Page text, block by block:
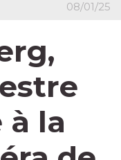
08/01/25
la